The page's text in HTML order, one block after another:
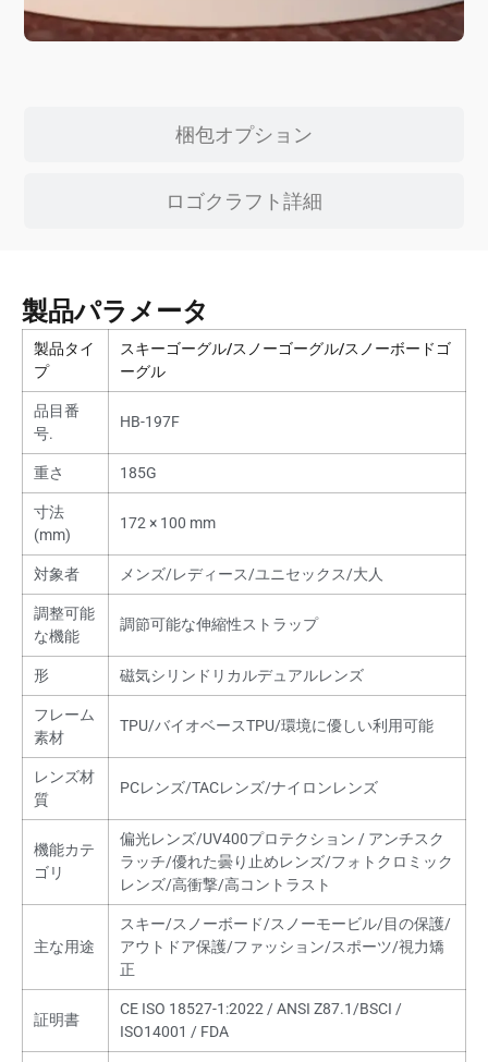
梱包オプション
ロゴクラフト詳細
製品パラメータ
製品タイ
プ
スキーゴーグル/スノーゴーグル/スノーボードゴ
ーグル
品目番
号.
HB-197F
重さ 185G
寸法
(mm)
172 × 100 mm
対象者 メンズ/レディース/ユニセックス/大人
調整可能
な機能
調節可能な伸縮性ストラップ
形 磁気シリンドリカルデュアルレンズ
フレーム
素材
TPU/バイオベースTPU/環境に優しい利用可能
レンズ材
質
PCレンズ/TACレンズ/ナイロンレンズ
機能カテ
ゴリ
偏光レンズ/UV400プロテクション / アンチスク
ラッチ/優れた曇り止めレンズ/フォトクロミック
レンズ/高衝撃/高コントラスト
主な用途
スキー/スノーボード/スノーモービル/目の保護/
アウトドア保護/ファッション/スポーツ/視力矯
正
証明書
CE ISO 18527-1:2022 / ANSI Z87.1/BSCI /
ISO14001 / FDA